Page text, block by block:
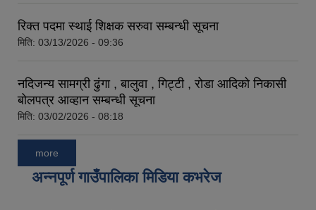
रिक्त पदमा स्थाई शिक्षक सरुवा सम्बन्धी सूचना
मिति: 03/13/2026 - 09:36
नदिजन्य सामग्री ढुंगा , बालुवा , गिट्टी , रोडा आदिको निकासी
बोलपत्र आव्हान सम्बन्धी सूचना
मिति: 03/02/2026 - 08:18
more
अन्नपूर्ण गाउँपालिका मिडिया कभरेज